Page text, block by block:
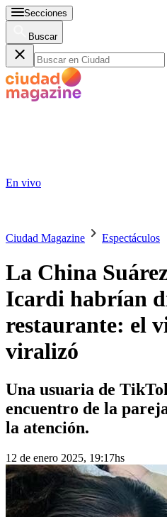
Secciones
Buscar
En vivo
Ciudad Magazine Espectáculos
La China
Icardi habrían
restaurante: el
viralizó
Una usuaria de
encuentro de la
la atención.
12 de enero 2025, 19:17hs